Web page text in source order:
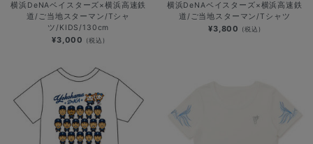
横浜DeNAベイスターズ×横浜高速鉄
道/ご当地スターマン/Tシャ
ツ/KIDS/130cm
¥3,000 (税込)
横浜DeNAベイスターズ×横浜高速鉄
道/ご当地スターマン/Tシャツ
¥3,800 (税込)